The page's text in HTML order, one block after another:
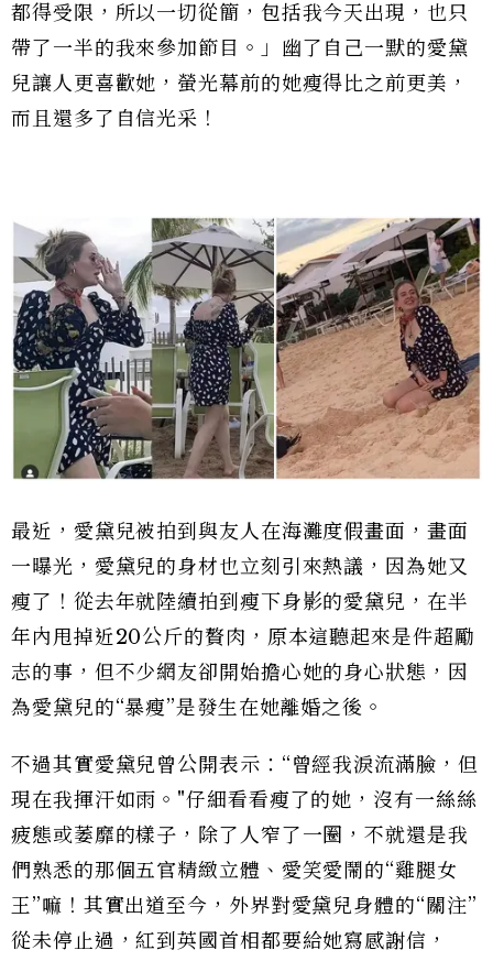
都得受限，所以一切從簡，包括我今天出現，也只
帶了一半的我來參加節目。」幽了自己一默的愛黛
兒讓人更喜歡她，螢光幕前的她瘦得比之前更美，
而且還多了自信光采！
最近，愛黛兒被拍到與友人在海灘度假畫面，畫面
一曝光，愛黛兒的身材也立刻引來熱議，因為她又
瘦了！從去年就陸續拍到瘦下身影的愛黛兒，在半
年內甩掉近20公斤的贅肉，原本這聽起來是件超勵
志的事，但不少網友卻開始擔心她的身心狀態，因
為愛黛兒的“暴瘦”是發生在她離婚之後。
不過其實愛黛兒曾公開表示：“曾經我淚流滿臉，但
現在我揮汗如雨。"仔細看看瘦了的她，沒有一絲絲
疲態或萎靡的樣子，除了人窄了一圈，不就還是我
們熟悉的那個五官精緻立體、愛笑愛鬧的“雞腿女
王”嘛！其實出道至今，外界對愛黛兒身體的“關注”
從未停止過，紅到英國首相都要給她寫感謝信，